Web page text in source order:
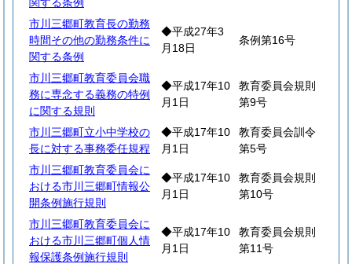
市川三郷町教育長の勤務
時間その他の勤務条件に
関する条例
◆平成27年3
月18日
条例第16号
市川三郷町教育委員会職
務に専念する義務の特例
に関する規則
◆平成17年10
月1日
教育委員会規則
第9号
市川三郷町立小中学校の
長に対する事務委任規程
◆平成17年10
月1日
教育委員会訓令
第5号
市川三郷町教育委員会に
おける市川三郷町情報公
開条例施行規則
◆平成17年10
月1日
教育委員会規則
第10号
市川三郷町教育委員会に
おける市川三郷町個人情
報保護条例施行規則
◆平成17年10
月1日
教育委員会規則
第11号